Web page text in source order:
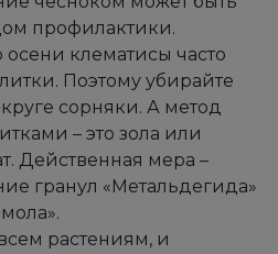
профилактики.
клематисы часто
Поэтому убирайте
сорняки. А метод
– это зола или
Действенная мера –
гранул «Метальдегида»
растениям, и